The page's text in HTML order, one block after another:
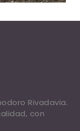
Rivadavia.
con